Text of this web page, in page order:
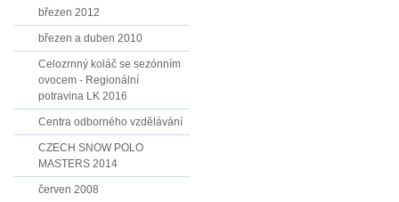
březen 2012
březen a duben 2010
Celozrnný koláč se sezónním
ovocem - Regionální
potravina LK 2016
Centra odborného vzdělávání
CZECH SNOW POLO
MASTERS 2014
červen 2008